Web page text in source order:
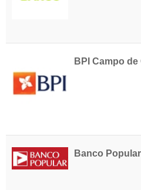
BPI Campo
Banco